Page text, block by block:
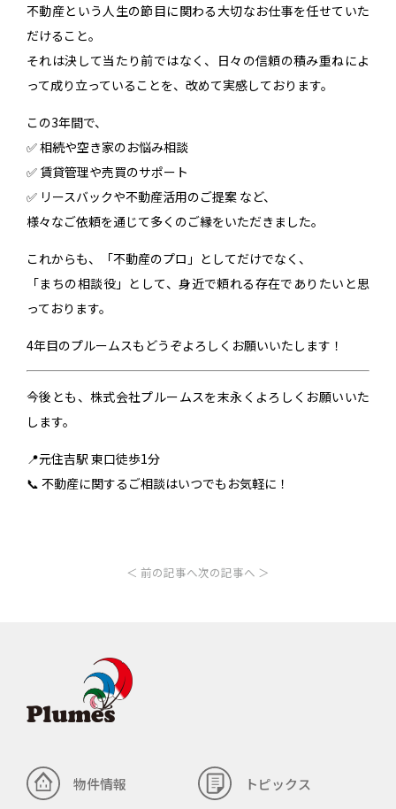
不動産という人生の節目に関わる大切なお仕事を任せていた
だけること。
それは決して当たり前ではなく、日々の信頼の積み重ねによ
って成り立っていることを、改めて実感しております。
この3年間で、
✅ 相続や空き家のお悩み相談
✅ 賃貸管理や売買のサポート
✅ リースバックや不動産活用のご提案 など、
様々なご依頼を通じて多くのご縁をいただきました。
これからも、「不動産のプロ」としてだけでなく、
「まちの相談役」として、身近で頼れる存在でありたいと思
っております。
4年目のプルームスもどうぞよろしくお願いいたします！
今後とも、株式会社プルームスを末永くよろしくお願いいた
します。
📍元住吉駅 東口徒歩1分
📞 不動産に関するご相談はいつでもお気軽に！
＜ 前の記事へ次の記事へ ＞
物件情報 トピックス